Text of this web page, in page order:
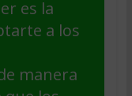
es la
a los
manera